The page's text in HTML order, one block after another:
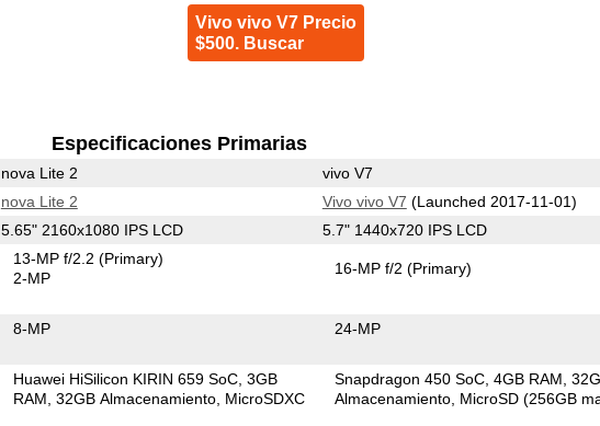
Vivo vivo V7 Precio
$500. Buscar
Especificaciones Primarias
nova Lite 2 vivo V7
nova Lite 2 Vivo vivo V7 (Launched 2017-11-01)
5.65" 2160x1080 IPS LCD 5.7" 1440x720 IPS LCD
13-MP f/2.2(Primary)
2-MP
16-MP f/2(Primary)
8-MP 24-MP
Huawei HiSilicon KIRIN 659 SoC 3GB
RAM 32GB Almacenamiento MicroSDXC
Snapdragon 450 SoC 4GB RAM
Almacenamiento MicroSD (256GB